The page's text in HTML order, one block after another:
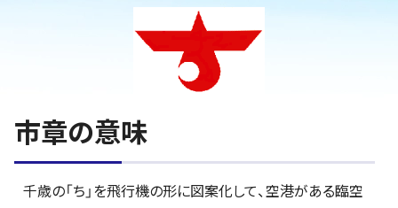
市章の意味
千歳の「ち」を飛行機の形に図案化して、空港がある臨空